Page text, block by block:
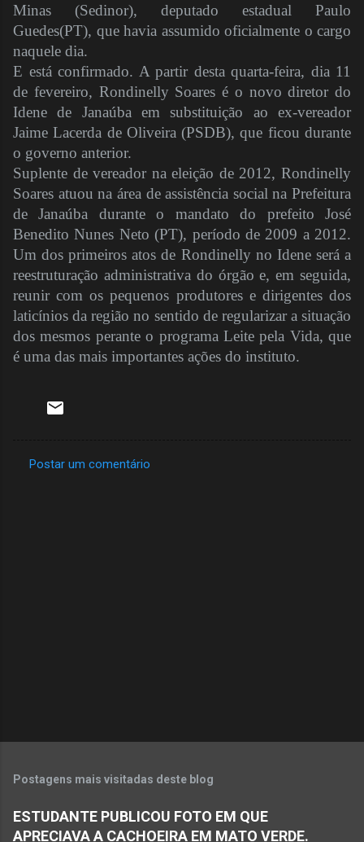
Minas (Sedinor), deputado estadual Paulo
Guedes(PT), que havia assumido oficialmente o cargo
naquele dia.
E está confirmado. A partir desta quarta-feira, dia 11
de fevereiro, Rondinelly Soares é o novo diretor do
Idene de Janaúba em substituição ao ex-vereador
Jaime Lacerda de Oliveira (PSDB), que ficou durante
o governo anterior.
Suplente de vereador na eleição de 2012, Rondinelly
Soares atuou na área de assistência social na Prefeitura
de Janaúba durante o mandato do prefeito José
Benedito Nunes Neto (PT), período de 2009 a 2012.
Um dos primeiros atos de Rondinelly no Idene será a
reestruturação administrativa do órgão e, em seguida,
reunir com os pequenos produtores e dirigentes dos
laticínios da região no sentido de regularizar a situação
dos mesmos perante o programa Leite pela Vida, que
é uma das mais importantes ações do instituto.
Postar um comentário
Postagens mais visitadas deste blog
ESTUDANTE PUBLICOU FOTO EM QUE
APRECIAVA A CACHOEIRA EM MATO VERDE.